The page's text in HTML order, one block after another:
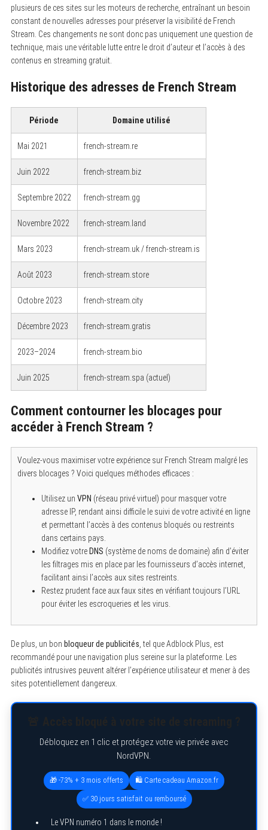
plusieurs de ces sites sur les moteurs de recherche, entraînant un besoin
constant de nouvelles adresses pour préserver la visibilité de French
Stream. Ces changements ne sont donc pas uniquement une question de
technique, mais une véritable lutte entre le droit d’auteur et l’accès à des
contenus en streaming gratuit.
Historique des adresses de French Stream
Période Domaine utilisé
Mai 2021 french-stream.re
Juin 2022 french-stream.biz
Septembre 2022 french-stream.gg
Novembre 2022 french-stream.land
Mars 2023 french-stream.uk / french-stream.is
Août 2023 french-stream.store
Octobre 2023 french-stream.city
Décembre 2023 french-stream.gratis
2023–2024 french-stream.bio
Juin 2025 french-stream.spa (actuel)
Comment contourner les blocages pour
accéder à French Stream ?
Voulez-vous maximiser votre expérience sur French Stream malgré les
divers blocages ? Voici quelques méthodes efficaces :
Utilisez un VPN (réseau privé virtuel) pour masquer votre
adresse IP, rendant ainsi difficile le suivi de votre activité en ligne
et permettant l’accès à des contenus bloqués ou restreints
dans certains pays.
Modifiez votre DNS (système de noms de domaine) afin d’éviter
les filtrages mis en place par les fournisseurs d’accès internet,
facilitant ainsi l’accès aux sites restreints.
Restez prudent face aux faux sites en vérifiant toujours l’URL
pour éviter les escroqueries et les virus.
De plus, un bon bloqueur de publicités , tel que Adblock Plus, est
recommandé pour une navigation plus sereine sur la plateforme. Les
publicités intrusives peuvent altérer l’expérience utilisateur et mener à des
sites potentiellement dangereux.
Débloquez en 1 clic et protégez votre vie privée avec
NordVPN.
🎁 -73% + 3 mois offerts 🛍️ Carte cadeau Amazon.fr
✅ 30 jours satisfait ou remboursé
Le VPN numéro 1 dans le monde !
S
a
f